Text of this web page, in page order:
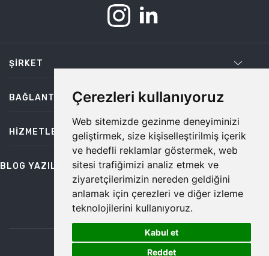
Çerezleri kullanıyoruz
Web sitemizde gezinme deneyiminizi
geliştirmek, size kişiselleştirilmiş içerik
ve hedefli reklamlar göstermek, web
sitesi trafiğimizi analiz etmek ve
ziyaretçilerimizin nereden geldiğini
anlamak için çerezleri ve diğer izleme
teknolojilerini kullanıyoruz.
Kabul et
Reddet
ŞIRKET
BAĞLANTILAR
HIZMETLER
BLOG YAZILARI
bilgi@temiz.co
©2026 Temiz, Her Hakkı Saklıdır.